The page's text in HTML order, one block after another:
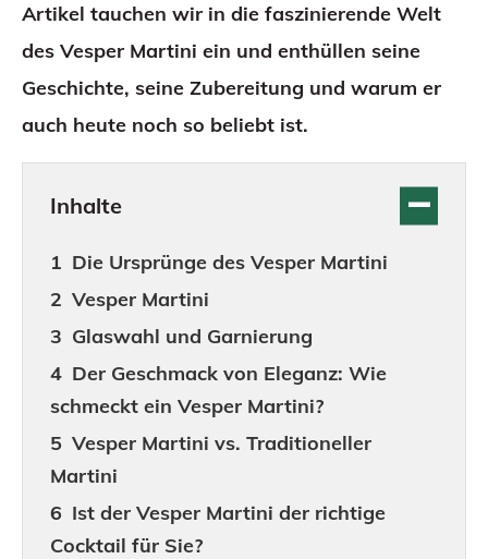
Artikel tauchen wir in die faszinierende Welt
des Vesper Martini ein und enthüllen seine
Geschichte, seine Zubereitung und warum er
auch heute noch so beliebt ist.
Inhalte
Die Ursprünge des Vesper Martini
Vesper Martini
Glaswahl und Garnierung
Der Geschmack von Eleganz: Wie
schmeckt ein Vesper Martini?
Vesper Martini vs. Traditioneller
Martini
Ist der Vesper Martini der richtige
Cocktail für Sie?